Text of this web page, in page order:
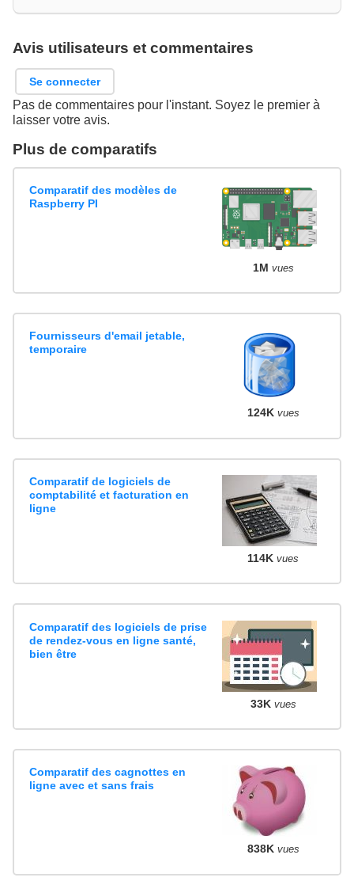
Avis utilisateurs et commentaires
Se connecter
Pas de commentaires pour l'instant. Soyez le premier à
laisser votre avis.
Plus de comparatifs
Comparatif des modèles de
Raspberry PI
1M vues
Fournisseurs d'email jetable,
temporaire
124K vues
Comparatif de logiciels de
comptabilité et facturation en
ligne
114K vues
Comparatif des logiciels de prise
de rendez-vous en ligne santé,
bien être
33K vues
Comparatif des cagnottes en
ligne avec et sans frais
838K vues